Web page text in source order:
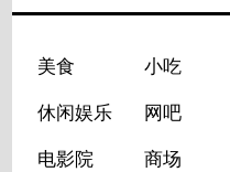
美食 小吃
休闲娱乐 网吧
电影院 商场